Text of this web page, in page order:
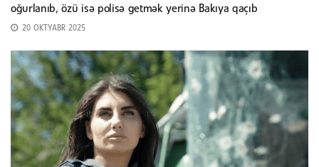
oğurlanıb, özü isə polisə getmək yerinə Bakıya qaçıb
20 OKTYABR 2025